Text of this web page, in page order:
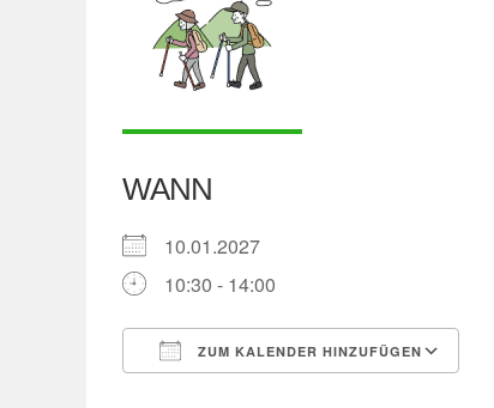
WANN
10.01.2027
10:30 - 14:00
ZUM KALENDER HINZUFÜGEN